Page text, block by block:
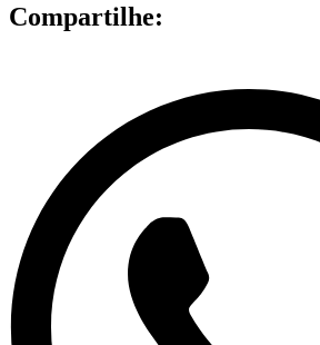
Compartilhe: